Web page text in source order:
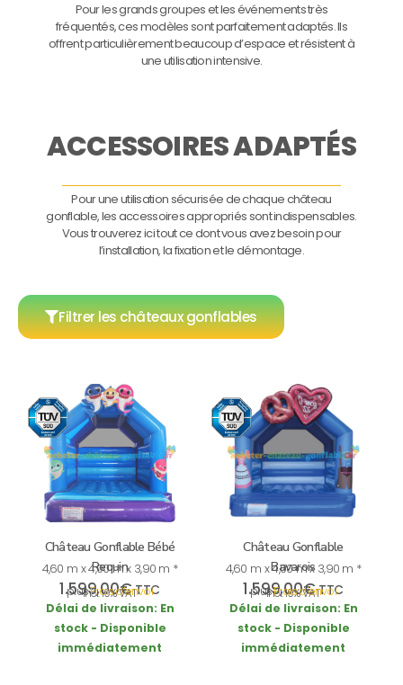
Pour les grands groupes et les événements très
fréquentés, ces modèles sont parfaitement adaptés. Ils
offrent particulièrement beaucoup d’espace et résistent à
une utilisation intensive.
ACCESSOIRES ADAPTÉS
Pour une utilisation sécurisée de chaque château
gonflable, les accessoires appropriés sont indispensables.
Vous trouverez ici tout ce dont vous avez besoin pour
l’installation, la fixation et le démontage.
Filtrer les châteaux gonflables
Château Gonflable Bébé
Requin
4,60 m x 4,00 m x 3,90 m *
1.599,00€TTC
incl. 19% VAT
plusFrais d’envoi
Délai de livraison: En
stock - Disponible
immédiatement
Château Gonflable
Bavarois
4,60 m x 4,00 m x 3,90 m *
1.599,00€TTC
incl. 19% VAT
plusFrais d’envoi
Délai de livraison: En
stock - Disponible
immédiatement